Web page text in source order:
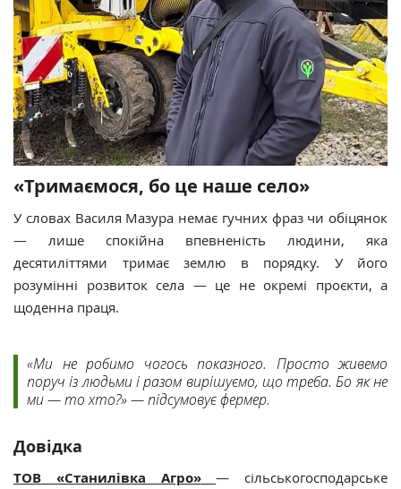
«Тримаємося, бо це наше село»
У словах Василя Мазура немає гучних фраз чи обіцянок
— лише спокійна впевненість людини, яка
десятиліттями тримає землю в порядку. У його
розумінні розвиток села — це не окремі проєкти, а
щоденна праця.
«Ми не робимо чогось показного. Просто живемо
поруч із людьми і разом вирішуємо, що треба. Бо як не
ми — то хто?» — підсумовує фермер.
Довідка
ТОВ «Станилівка Агро»
— сільськогосподарське